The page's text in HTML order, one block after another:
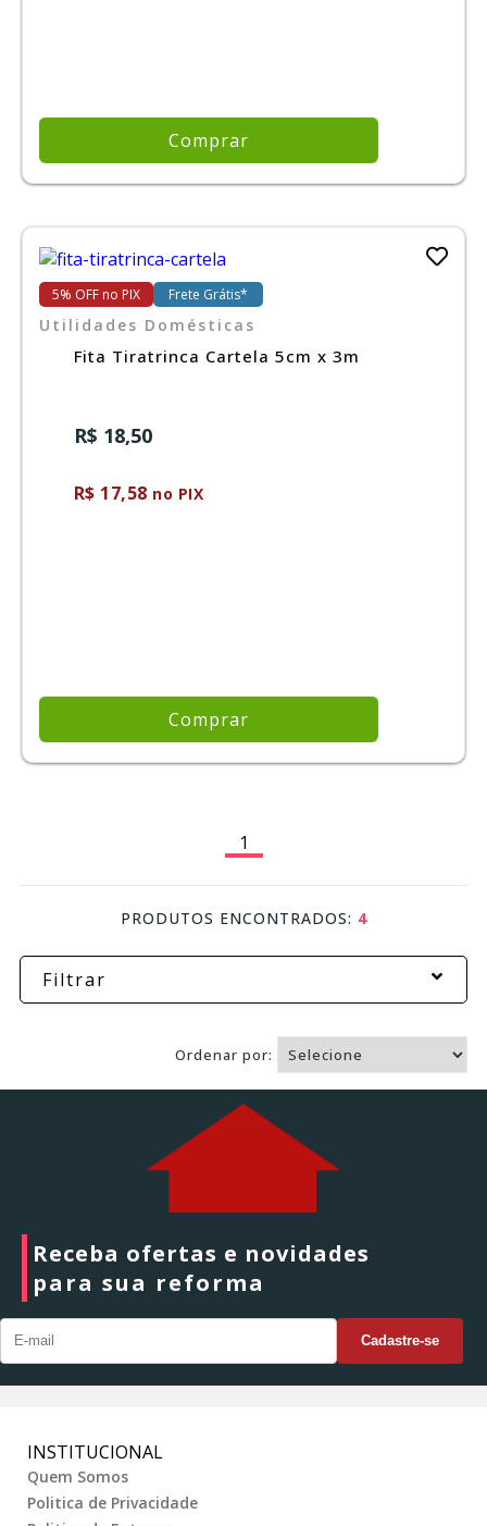
Comprar
5% OFF no PIX Frete Grátis*
Utilidades Domésticas
Fita Tiratrinca Cartela 5cm x 3m
R$ 18,50
R$ 17,58 no PIX
Comprar
1
PRODUTOS ENCONTRADOS: 4
Filtrar
Ordenar por:
Receba ofertas e novidades
para sua reforma
INSTITUCIONAL
Quem Somos
Politica de Privacidade